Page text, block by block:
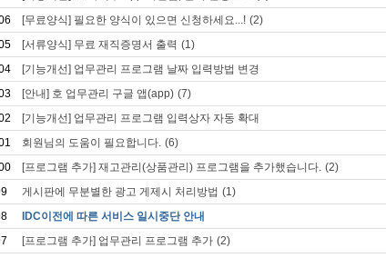
[무료양식] 필요한 양식이 있으면 신청하세요...! (2)
[서류양식] 무료 재직증명서 출력 (1)
[기능개선] 업무관리 프로그램 날짜 입력방법 변경
[안내] 호 업무관리 구글 앱(app) (7)
[기능개선] 업무관리 프로그램 입력상자 자동 확대
회원님의 도움이 필요합니다. (6)
[프로그램 추가] 재고관리(상품관리) 프로그램을 추가했습니다. (2)
게시판에 무분별한 광고 게제시 처리방법 (1)
IDC이전에 따른 서비스 일시중단 안내
[프로그램 추가] 업무관리 프로그램 추가 (2)